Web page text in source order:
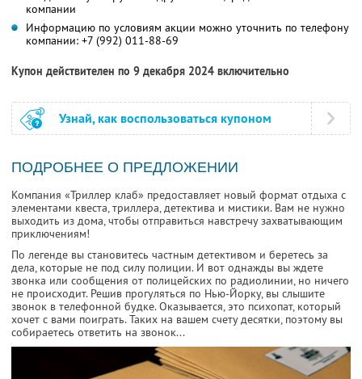
компании
Информацию по условиям акции можно уточнить по телефону
компании: +7 (992) 011-88-69
Купон действителен по 9 декабря 2024 включительно
Узнай, как воспользоваться купоном
ПОДРОБНЕЕ О ПРЕДЛОЖЕНИИ
Компания «Триллер клаб» предоставляет новый формат отдыха с
элементами квеста, триллера, детектива и мистики. Вам не нужно
выходить из дома, чтобы отправиться навстречу захватывающим
приключениям!
По легенде вы становитесь частным детективом и беретесь за
дела, которые не под силу полиции. И вот однажды вы ждете
звонка или сообщения от полицейских по радиолинии, но ничего
не происходит. Решив прогуляться по Нью-Йорку, вы слышите
звонок в телефонной будке. Оказывается, это психопат, который
хочет с вами поиграть. Таких на вашем счету десятки, поэтому вы
собираетесь ответить на звонок...